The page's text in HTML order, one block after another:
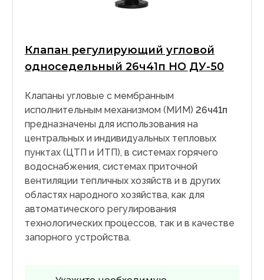
Клапан регулирующий угловой
односедельный 26ч41п НО ДУ-50
Клапаны угловые с мембранным
исполнительным механизмом (МИМ) 26ч41п
предназначены для использования на
центральных и индивидуальных тепловых
пунктах (ЦТП и ИТП), в системах горячего
водоснабжения, системах приточной
вентиляции тепличных хозяйств и в других
областях народного хозяйства, как для
автоматического регулирования
технологических процессов, так и в качестве
запорного устройства.